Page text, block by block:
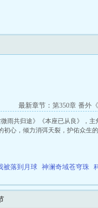
最新章节： 第350章 番外
雨共归途》《本座已从良》，
心，倾力消弭天裂，护佑众生的
被落到月球 神澜奇域苍穹珠